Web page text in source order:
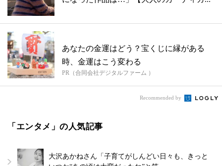
あなたの金運はどう？宝くじに縁がある
時、金運はこう変わる
PR（合同会社デジタルファーム ）
Recommended by
「エンタメ」の人気記事
大沢あかねさん「子育てがしんどい日々も、きっと